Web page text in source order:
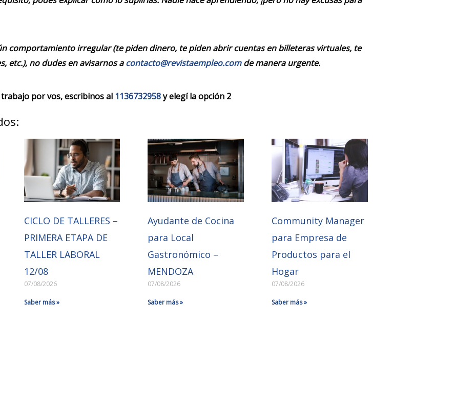
comportamiento irregular (te piden dinero, te piden abrir cuentas en billeteras virtuales, te
etc.), no dudes en avisarnos acontacto@revistaempleo.comde manera urgente.
por vos, escribinos al 1136732958y elegí la opción 2
CICLO DE TALLERES –
PRIMERA ETAPA DE
TALLER LABORAL
12/08
07/08/2026
Saber más »
Ayudante de Cocina
para Local
Gastronómico –
MENDOZA
07/08/2026
Saber más »
Community Manager
para Empresa de
Productos para el
Hogar
07/08/2026
Saber más »